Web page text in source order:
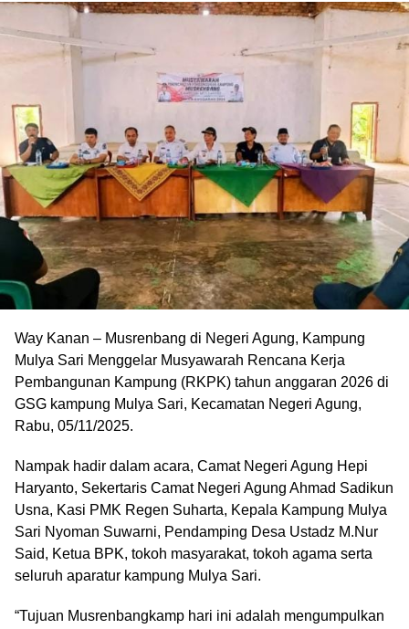
Way Kanan – Musrenbang di Negeri Agung, Kampung
Mulya Sari Menggelar Musyawarah Rencana Kerja
Pembangunan Kampung (RKPK) tahun anggaran 2026 di
GSG kampung Mulya Sari, Kecamatan Negeri Agung,
Rabu, 05/11/2025.
Nampak hadir dalam acara, Camat Negeri Agung Hepi
Haryanto, Sekertaris Camat Negeri Agung Ahmad Sadikun
Usna, Kasi PMK Regen Suharta, Kepala Kampung Mulya
Sari Nyoman Suwarni, Pendamping Desa Ustadz M.Nur
Said, Ketua BPK, tokoh masyarakat, tokoh agama serta
seluruh aparatur kampung Mulya Sari.
“Tujuan Musrenbangkamp hari ini adalah mengumpulkan